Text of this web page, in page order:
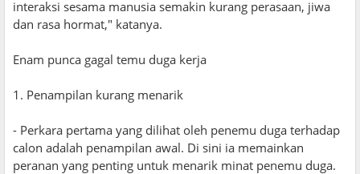
interaksi sesama manusia semakin kurang perasaan, jiwa
dan rasa hormat," katanya.
Enam punca gagal temu duga kerja
1. Penampilan kurang menarik
- Perkara pertama yang dilihat oleh penemu duga terhadap
calon adalah penampilan awal. Di sini ia memainkan
peranan yang penting untuk menarik minat penemu duga.